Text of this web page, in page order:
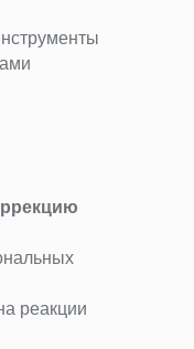
реакции